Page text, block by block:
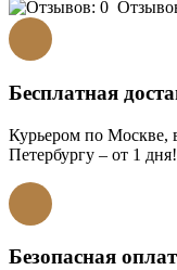
Бесплатная
Курьером по Москве,
Петербургу – от 1 дня!
Безопасная